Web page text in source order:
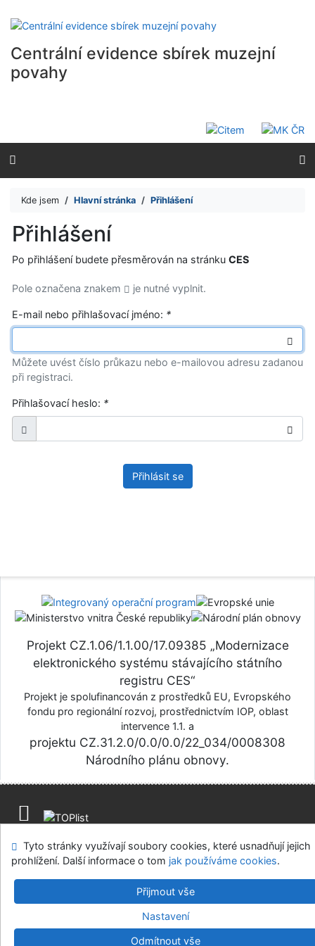
Přejít na menu
Centrální evidence sbírek muzejní
povahy
Kde jsem Hlavní stránka Přihlášení
Přihlášení
Po přihlášení budete přesměrován na stránku CES
Pole označena znakem je nutné vyplnit.
E-mail nebo přihlašovací jméno: *
Můžete uvést číslo průkazu nebo e-mailovou adresu zadanou
při registraci.
Přihlašovací heslo: *
Přihlásit se
Projekt CZ.1.06/1.1.00/17.09385 „Modernizace
elektronického systému stávajícího státního
registru CES“
Projekt je spolufinancován z prostředků EU, Evropského
fondu pro regionální rozvoj, prostřednictvím IOP, oblast
intervence 1.1. a
projektu CZ.31.2.0/0.0/0.0/22_034/0008308
Národního plánu obnovy.
Mapa stránek Přístupnost
Napište nám
Nastavení cookies
Centrální evidence sbírek muzejní povahy
v.4.8.63a-Cosmotron Bohemia, s.r.o.
Tyto stránky využívají soubory cookies, které usnadňují jejich
prohlížení. Další informace o tom jak používáme cookies.
Přijmout vše
Nastavení
Odmítnout vše